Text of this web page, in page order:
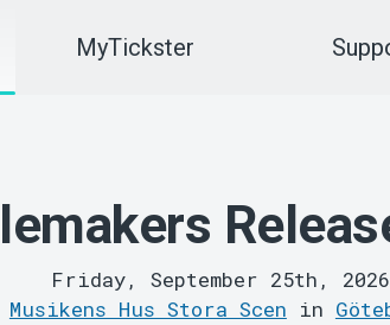
MyTickster
Friday, September 25th, 2026
Musikens Hus Stora Scen in